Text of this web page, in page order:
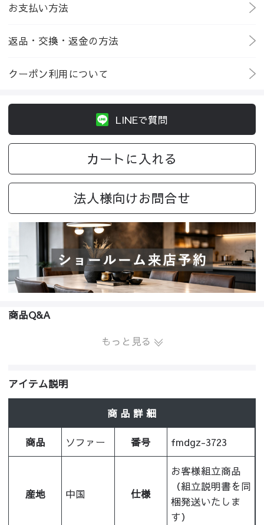
お支払い方法
返品・交換・返金の方法
クーポン利用について
LINEで質問
カートに入れる
法人様向けお問合せ
商品Q&A
もっと見る
アイテム説明
商 品 詳 細
商品 ソファー 番号 fmdgz-3723
産地 中国 仕様
お客様組立商品
（組立説明書を同
梱発送いたしま
す）